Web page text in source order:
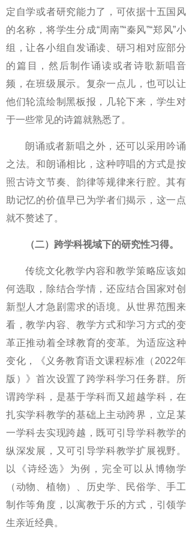
定自学或者研究能力了，可依据十五国风
的名称，将学生分成“周南”“秦风”“郑风”小
组，让各小组自发诵读、研习相对应部分
的篇目，然后制作诵读或者诗歌新唱音
频，在班级展示。复杂一点儿，也可以让
他们轮流绘制黑板报，几轮下来，学生对
于一些常见的诗篇就熟悉了。
朗诵或者新唱之外，还可以采用吟诵
之法。和朗诵相比，这种哼唱的方式是按
照古诗文节奏、韵律等规律来行腔。其有
助记忆的价值早已为学者们揭示，这一点
就不赘述了。
（二）跨学科视域下的研究性习得。
传统文化教学内容和教学策略应该如
何选取，除结合学情，还应结合国家对创
新型人才急剧需求的语境。从世界范围来
看，教学内容、教学方式和学习方式的变
革正推动着全球教育的变革。为适应这种
变化，《义务教育语文课程标准（2022年
版）》首次设置了跨学科学习任务群。所
谓跨学科，是基于学科而又超越学科，在
扎实学科教学的基础上主动跨界，立足某
一学科去实现跨越，既可引导学科教学的
纵深发展，又可引导学科教学扩展视野。
以《诗经选》为例，完全可以从博物学
（动物、植物）、历史学、民俗学、手工
制作等角度，以寓教于乐的方式，引领学
生亲近经典。